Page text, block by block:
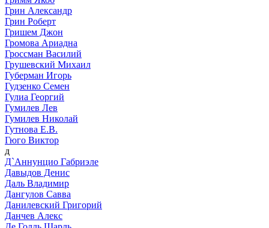
Грин Александр
Грин Роберт
Гришем Джон
Громова Ариадна
Гроссман Василий
Грушевский Михаил
Губерман Игорь
Гудзенко Семен
Гулиа Георгий
Гумилев Лев
Гумилев Николай
Гутнова Е.В.
Гюго Виктор
д
Д`Аннунцио Габриэле
Давыдов Денис
Даль Владимир
Дангулов Савва
Данилевский Григорий
Данчев Алекс